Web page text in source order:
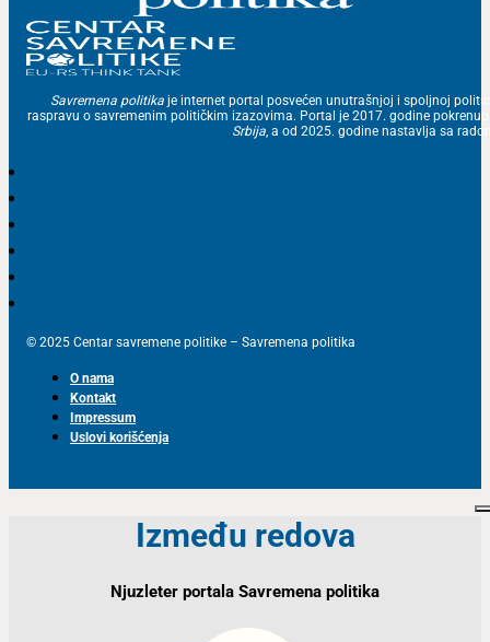
Savremena politika je internet portal posvećen unutrašnjoj i spoljnoj
raspravu o savremenim političkim izazovima. Portal je 2017. godine
Srbija, a od 2025. godine nastavlja sa
© 2025 Centar savremene politike – Savremena politika
O nama
Kontakt
Impressum
Uslovi korišćenja
Između redova
Njuzleter portala Savremena politika